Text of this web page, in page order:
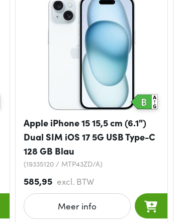
Apple iPhone 15 15,5 cm (6.1")
Dual SIM iOS 17 5G USB Type-C
128 GB Blau
(19335120 / MTP43ZD/A)
585,95 excl. BTW
Meer info